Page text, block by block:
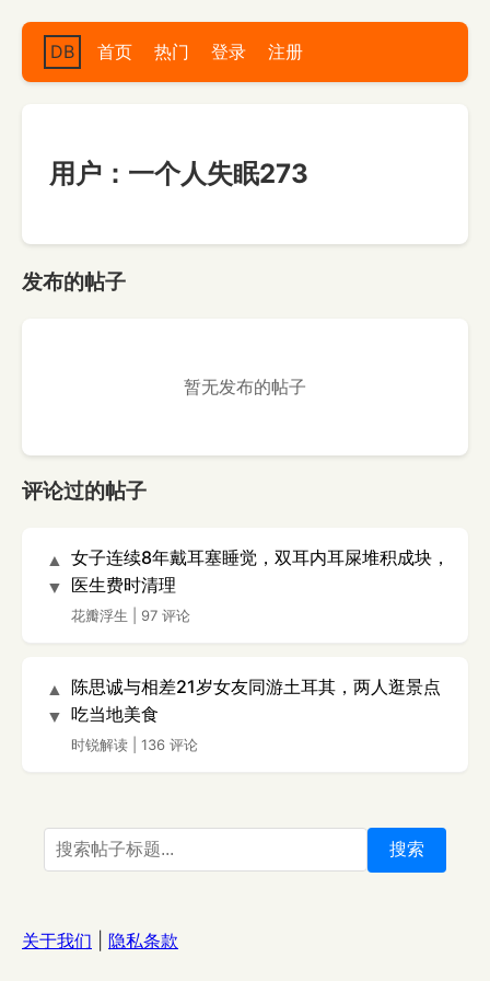
DB 首页 热门 登录 注册
用户：一个人失眠273
发布的帖子
暂无发布的帖子
评论过的帖子
▲
▼
女子连续8年戴耳塞睡觉，双耳内耳屎堆积成块，
医生费时清理
花瓣浮生 97 评论
▲
▼
陈思诚与相差21岁女友同游土耳其，两人逛景点
吃当地美食
时锐解读 136 评论
搜索
关于我们 隐私条款